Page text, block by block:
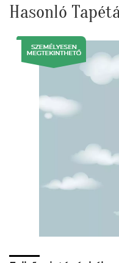
Hasonló